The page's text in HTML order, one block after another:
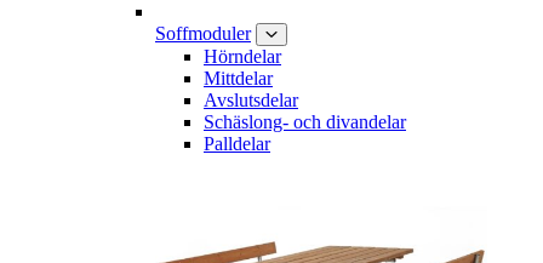
Soffmoduler
Hörndelar
Mittdelar
Avslutsdelar
Schäslong- och divandelar
Palldelar